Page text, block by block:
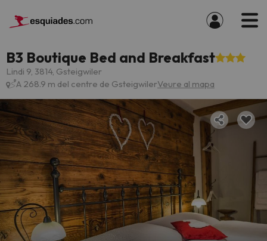
B3 Boutique Bed and Breakfast
Lindi 9, 3814, Gsteigwiler
A 268.9 m del centre de GsteigwilerVeure al mapa